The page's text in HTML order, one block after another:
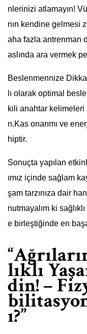
nlerinizi atlamayın!
nın kendine gelmesi
aha fazla antrenman
aslında ara vermek
Beslenmennize
lı olarak optimal
kili anahtar kelimeleri
n.Kas onarımı ve
hiptir.
Sonuçta yapılan
ımız içinde sağlam
şam tarzınıza dair
nutmayalım ki
e birleştiğinde en
lıklı
din! –
ı?”